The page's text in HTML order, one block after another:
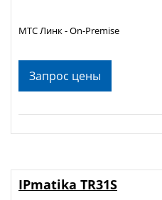
Запрос цены
МТС Линк - On-Premise
IPmatika TR31S